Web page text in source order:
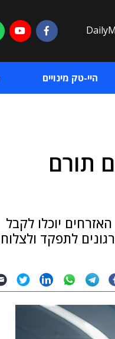
היי-טק מינויים
תורם
בדרום ובכלל האזרחים יוכלו לקבל
לתפקד ולצלוח